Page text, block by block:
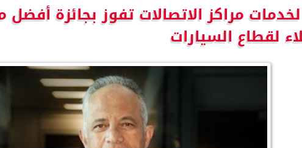
لخدمات مراكز الاتصالات تفوز بجائزة
لقطاع السيارات